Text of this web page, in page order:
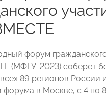
форум
(МФГУ-2023) соберет
89 регионов России
форума в Москве, с 4 по